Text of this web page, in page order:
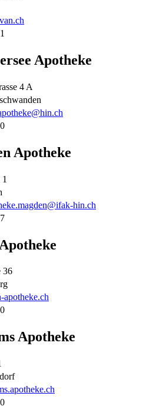
Apotheke
4 A
Apotheke
hin.ch
36
apotheke.ch
Apotheke